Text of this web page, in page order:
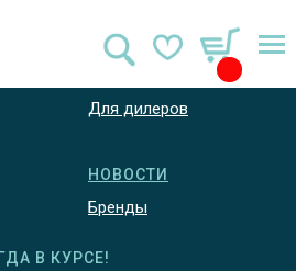
Для дилеров
НОВОСТИ
Бренды
В КУРСЕ!